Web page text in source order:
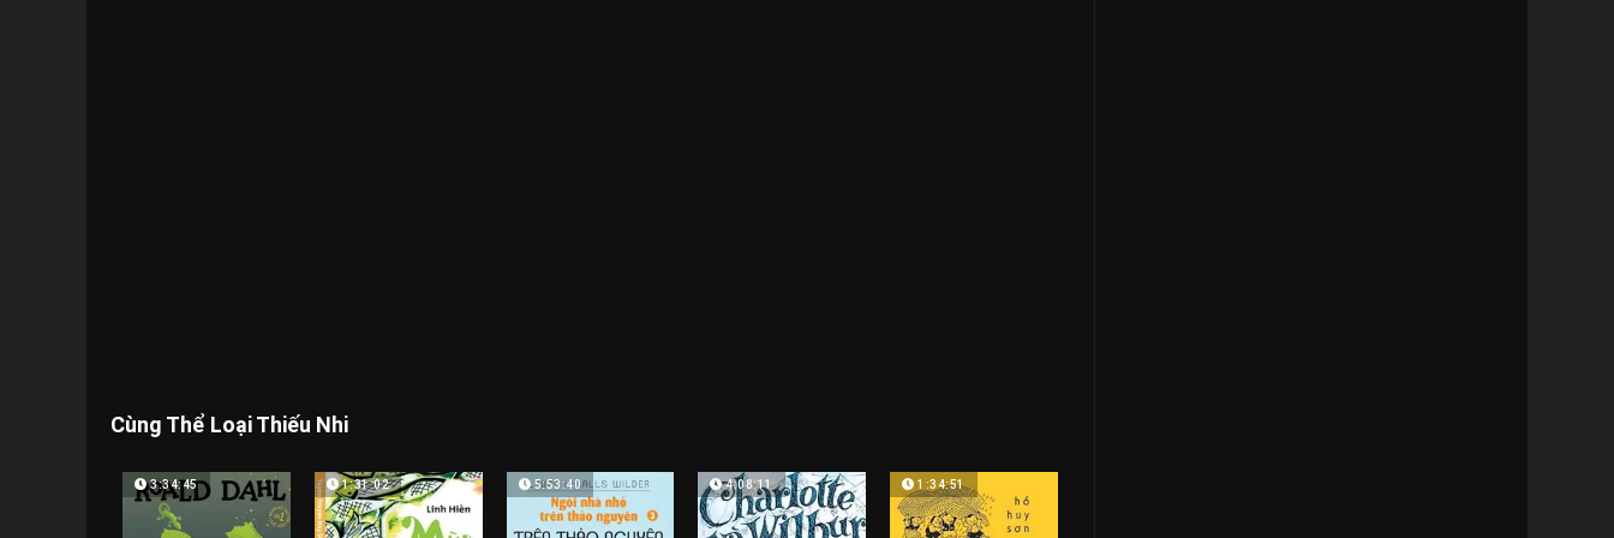
Cùng Thể Loại Thiếu Nhi
3:34:45 1:31:02 5:53:40 4:08:11 1:34:51